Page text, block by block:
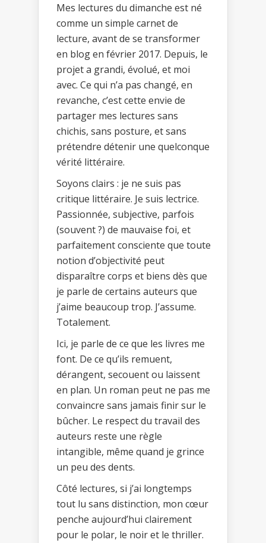
Mes lectures du dimanche est né
comme un simple carnet de
lecture, avant de se transformer
en blog en février 2017. Depuis, le
projet a grandi, évolué, et moi
avec. Ce qui n’a pas changé, en
revanche, c’est cette envie de
partager mes lectures sans
chichis, sans posture, et sans
prétendre détenir une quelconque
vérité littéraire.
Soyons clairs : je ne suis pas
critique littéraire. Je suis lectrice.
Passionnée, subjective, parfois
(souvent ?) de mauvaise foi, et
parfaitement consciente que toute
notion d’objectivité peut
disparaître corps et biens dès que
je parle de certains auteurs que
j’aime beaucoup trop. J’assume.
Totalement.
Ici, je parle de ce que les livres me
font. De ce qu’ils remuent,
dérangent, secouent ou laissent
en plan. Un roman peut ne pas me
convaincre sans jamais finir sur le
bûcher. Le respect du travail des
auteurs reste une règle
intangible, même quand je grince
un peu des dents.
Côté lectures, si j’ai longtemps
tout lu sans distinction, mon cœur
penche aujourd’hui clairement
pour le polar, le noir et le thriller.